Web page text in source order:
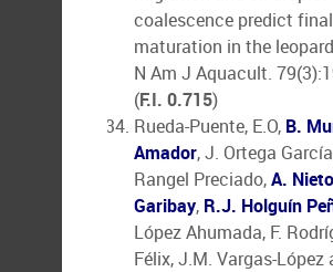
coalescence predict
maturation in the
N Am J Aquacult.
(F.I. 0.715)
Rueda-Puente, E.O, B.
Amador, J. Ortega
Rangel Preciado,A. Nieto
Garibay, R.J. Holguín
López Ahumada, F.
Félix, J.M. Vargas-López